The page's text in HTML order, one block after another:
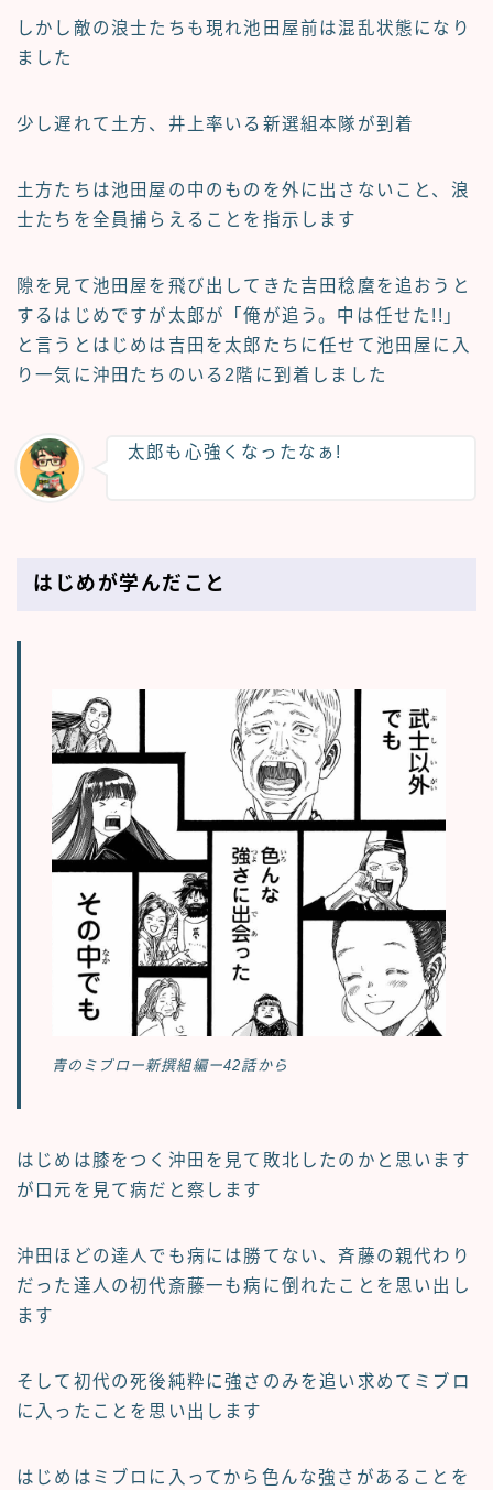
しかし敵の浪士たちも現れ池田屋前は混乱状態になり
ました
少し遅れて土方、井上率いる新選組本隊が到着
土方たちは池田屋の中のものを外に出さないこと、浪
士たちを全員捕らえることを指示します
隙を見て池田屋を飛び出してきた吉田稔麿を追おうと
するはじめですが太郎が「俺が追う。中は任せた!!」
と言うとはじめは吉田を太郎たちに任せて池田屋に入
り一気に沖田たちのいる2階に到着しました
太郎も心強くなったなぁ!
はじめが学んだこと
青のミブロー新撰組編ー42話から
はじめは膝をつく沖田を見て敗北したのかと思います
が口元を見て病だと察します
沖田ほどの達人でも病には勝てない、斉藤の親代わり
だった達人の初代斎藤一も病に倒れたことを思い出し
ます
そして初代の死後純粋に強さのみを追い求めてミブロ
に入ったことを思い出します
はじめはミブロに入ってから色んな強さがあることを